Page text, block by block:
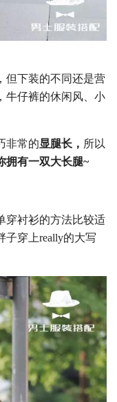
但下装的不同还是营
牛仔裤的休闲风、小
非常的显腿长， 所以
拥有一双大长腿~
穿衬衫的方法比较适
子穿上really的大写